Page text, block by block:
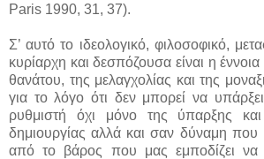
Paris 1990, 31, 37).
Σ’ αυτό το ιδεολογικό, φιλοσοφικό,
κυρίαρχη και δεσπόζουσα είναι η
θανάτου, της μελαγχολίας και της
για το λόγο ότι δεν μπορεί να
ρυθμιστή όχι μόνο της ύπαρξης και
δημιουργίας αλλά και σαν δύναμη που
από το βάρος που μας εμποδίζει να